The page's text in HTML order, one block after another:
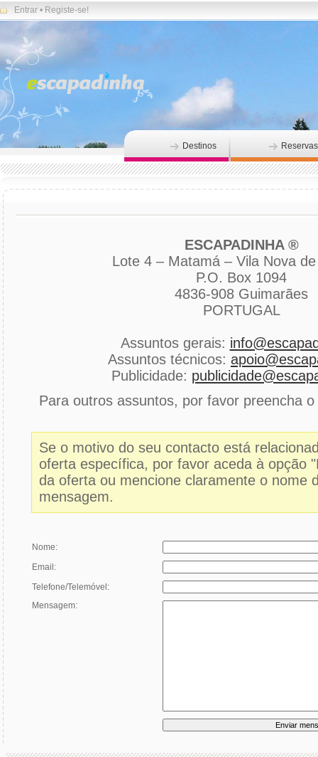
Entrar • Registe-se!
Destinos Reservas
ESCAPADINHA ®
Lote 4 – Matamá – Vila Nova
P.O. Box 1094
4836-908 Guimarães
PORTUGAL
Assuntos gerais:
Assuntos técnicos:
Publicidade:
Para outros assuntos, por favor preencha
Se o motivo do seu contacto está
oferta específica, por favor aceda à opção
da oferta ou mencione claramente o nome
mensagem.
Nome:
Email:
Telefone/Telemóvel:
Mensagem: